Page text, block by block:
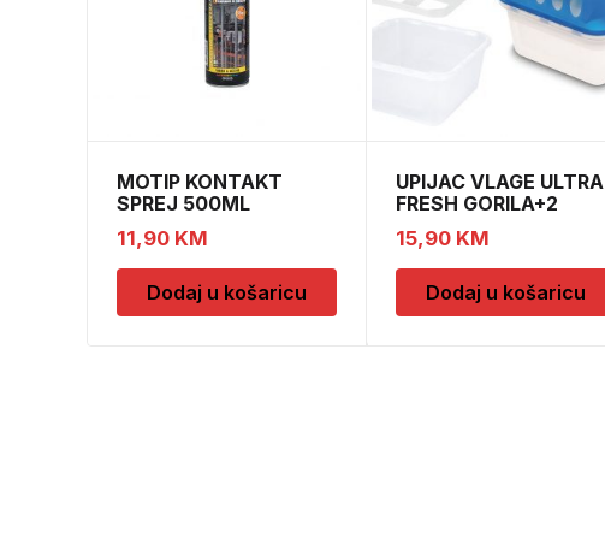
MOTIP KONTAKT
SPREJ 500ML
M090505
11,90 KM
Dodaj u košaricu
UPIJAC VLAGE ULTRA
FRESH GORILA+2
DOPUNE
15,90 KM
Dodaj u košaricu